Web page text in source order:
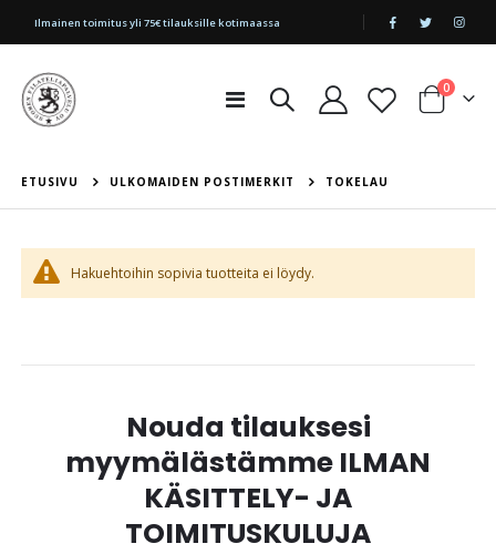
|
Ilmainen toimitus yli 75€ tilauksille kotimaassa
Toggle
Cart
0tuotetta
ETUSIVU ULKOMAIDEN POSTIMERKIT TOKELAU
Hakuehtoihin sopivia tuotteita ei löydy.
Nouda tilauksesi
myymälästämme ILMAN
KÄSITTELY- JA
TOIMITUSKULUJA